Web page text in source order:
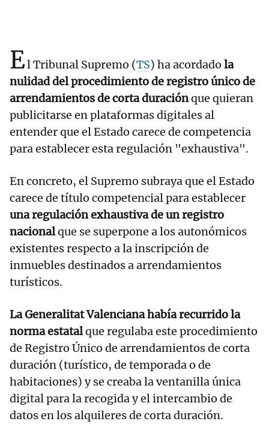
El Tribunal Supremo (TS) ha acordado la
nulidad del procedimiento de registro único de
arrendamientos de corta duraciónque quieran
publicitarse en plataformas digitales al
entender que el Estado carece de competencia
para establecer esta regulación "exhaustiva".
En concreto, el Supremo subraya que el Estado
carece de título competencial para establecer
una regulación exhaustiva de un registro
nacionalque se superpone a los autonómicos
existentes respecto a la inscripción de
inmuebles destinados a arrendamientos
turísticos.
La Generalitat Valenciana había recurrido la
norma estatalque regulaba este procedimiento
de Registro Único de arrendamientos de corta
duración (turístico, de temporada o de
habitaciones) y se creaba la ventanilla única
digital para la recogida y el intercambio de
datos en los alquileres de corta duración.